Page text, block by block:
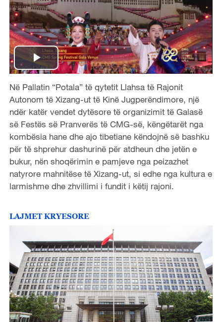
P
l
a
y
V
i
o
Në Pallatin “Potala” të qytetit Llahsa të Rajonit
Autonom të Xizang-ut të Kinë Jugperëndimore, një
ndër katër vendet dytësore të organizimit të Galasë
së Festës së Pranverës të CMG-së, këngëtarët nga
kombësia hane dhe ajo tibetiane këndojnë së bashku
për të shprehur dashurinë për atdheun dhe jetën e
bukur, nën shoqërimin e pamjeve nga peizazhet
natyrore mahnitëse të Xizang-ut, si edhe nga kultura e
larmishme dhe zhvillimi i fundit i këtij rajoni.
LAJMET KRYESORE